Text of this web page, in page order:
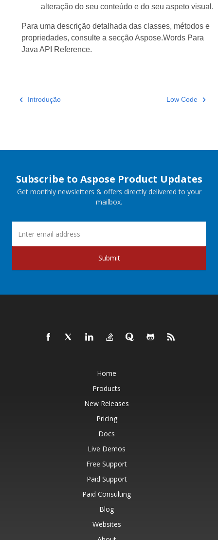
alteração do seu conteúdo e do seu aspeto visual.
Para uma descrição detalhada das classes, métodos e
propriedades, consulte a secção Aspose.Words Para
Java API Reference.
Introdução Low Code
Subscribe to Aspose Product Updates
Get monthly newsletters & offers directly delivered to your
mailbox.
Submit
Home
Products
New Releases
Pricing
Docs
Live Demos
Free Support
Paid Support
Paid Consulting
Blog
Websites